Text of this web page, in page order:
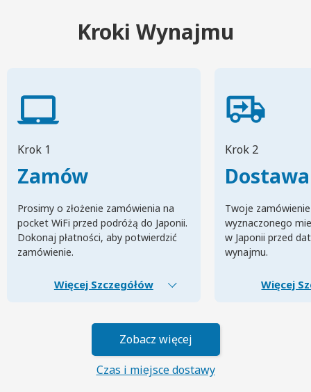
Kroki Wynajmu
Krok 1
Zamów
Prosimy o złożenie zamówienia na
pocket WiFi przed podróżą do Japonii.
Dokonaj płatności, aby potwierdzić
zamówienie.
Więcej Szczegółów
Krok 2
Dostawa
Twoje
wyznaczonego
w Japonii przed
wynajmu.
Więcej
Zobacz więcej
Czas i miejsce dostawy